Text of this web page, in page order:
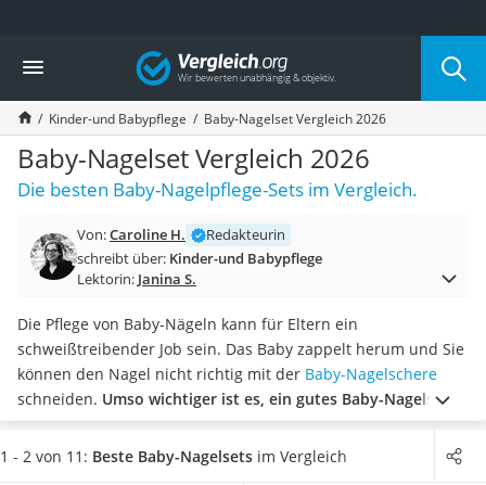
Die beliebtesten Vergleiche nach Kategorie
Kind & Baby
Babyphone mit 2 Kameras
Walkie-Talkie Kinder
Kindermatratzen
Babywippe
Rollschuhe für Kinder
Laufrad
Kinderschubkarre
Kinderuhr
Babyphone
Treppenschutzgitter
Kindersitz ab 4 Jahren
Kinderroller 3 Räder
Ferngesteuertes Auto
Vergleich
Kinder-und Babypflege Baby-Nagelset Vergleich 2026
Baby-Nagelset Vergleich 2026
Die besten Baby-Nagelpflege-Sets im Vergleich.
Von:Caroline H.
Redakteurin
schreibt über: Kinder-und Babypflege
Lektorin: Janina S.
Die Pflege von Baby-Nägeln kann für Eltern ein
schweißtreibender Job sein. Das Baby zappelt herum und Sie
können den Nagel nicht richtig mit der Baby-Nagelschere
schneiden. Umso wichtiger ist es, ein gutes Baby-Nagelset
zur Hand zu haben,um das Baby beim Nägelschneiden nicht
zu verletzten. Andernfalls wird das Nägelschneiden schnell
1 - 2 von 11: Beste Baby-Nagelsets im Vergleich